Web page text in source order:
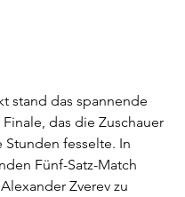
stand das spannende
das die Zuschauer
Stunden fesselte. In
Fünf-Satz-Match
Zverev zu